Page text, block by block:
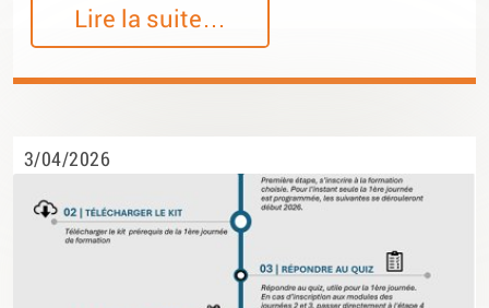
Lire la suite…
3/04/2026